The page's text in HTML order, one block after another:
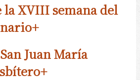
XVIII semana del
+
Juan María
+